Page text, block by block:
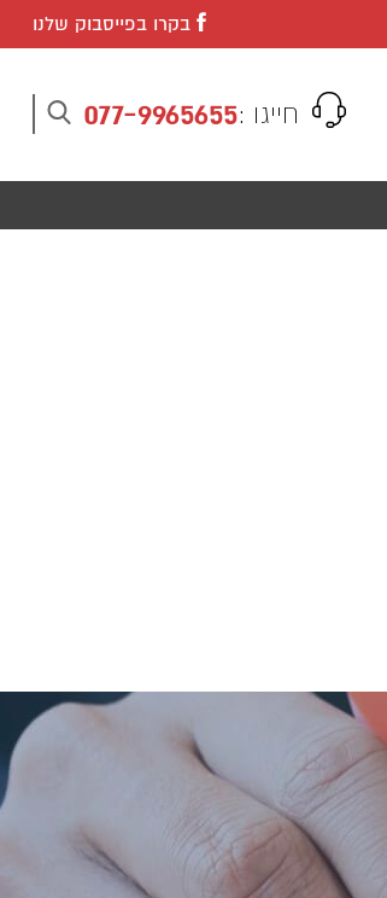
בקרו בפייסבוק שלנו
חייגו :077-9965655